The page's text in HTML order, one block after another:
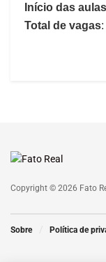
Início das
Total de vagas
Copyright © 2026 Fato
Sobre Política de